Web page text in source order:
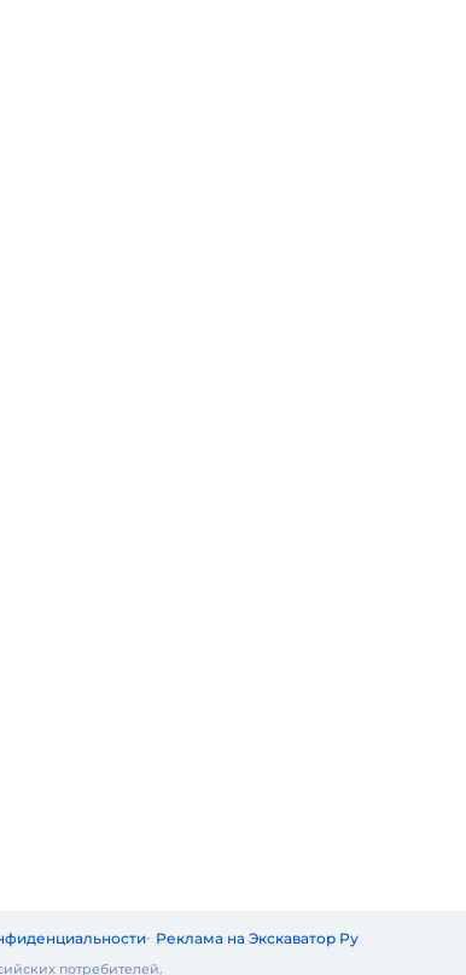
Реклама на Экскаватор Ру
потребителей.